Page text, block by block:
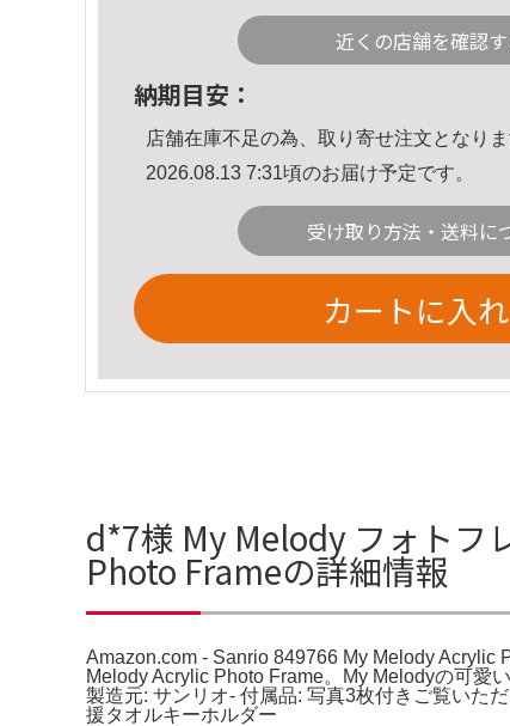
近くの店舗を確認
納期目安：
店舗在庫不足の為、取り寄せ注文となりま
2026.08.13 7:31頃のお届け予定です。
受け取り方法・送料に
カートに入
d*7様 My Melody フォトフ
Photo Frameの詳細情報
Amazon.com - Sanrio 849766 My Melody Acrylic
Melody Acrylic Photo Frame。My Melodyの可愛
製造元: サンリオ- 付属品: 写真3枚付きご覧いた
援タオルキーホルダー